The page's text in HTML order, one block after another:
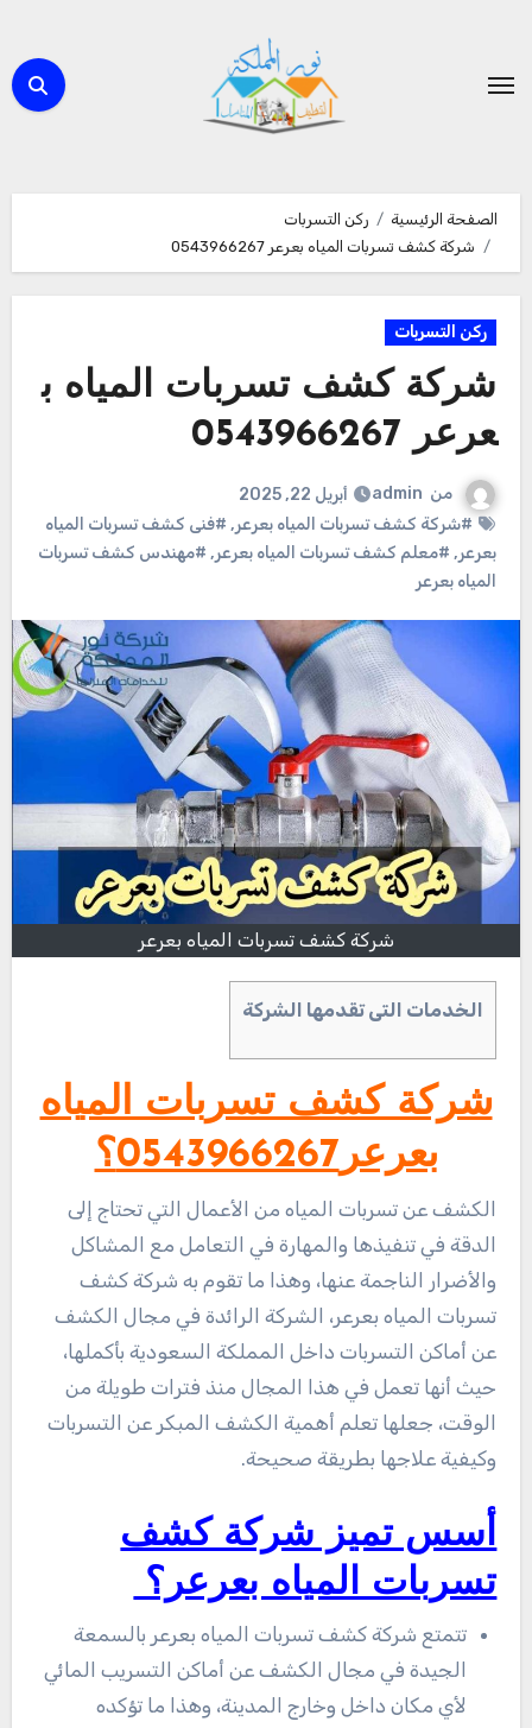
المحتوى
الصفحة الرئيسية
ركن التسربات
شركة كشف تسربات المياه بعرعر 0543966267
ركن التسربات
شركة كشف تسربات المياه ب
عرعر 0543966267
من admin
أبريل 22, 2025
#شركة كشف تسربات المياه بعرعر, #فنى كشف تسربات المياه
بعرعر, #معلم كشف تسربات المياه بعرعر, #مهندس كشف تسربات
المياه بعرعر
شركة كشف تسربات المياه بعرعر
الخدمات التى تقدمها الشركة
شركة كشف تسربات المياه
بعرعر0543966267؟
الكشف عن تسربات المياه من الأعمال التي تحتاج إلى
الدقة في تنفيذها والمهارة في التعامل مع المشاكل
والأضرار الناجمة عنها، وهذا ما تقوم به شركة كشف
تسربات المياه بعرعر، الشركة الرائدة في مجال الكشف
عن أماكن التسربات داخل المملكة السعودية بأكملها،
حيث أنها تعمل في هذا المجال منذ فترات طويلة من
الوقت، جعلها تعلم أهمية الكشف المبكر عن التسربات
وكيفية علاجها بطريقة صحيحة.
أسس تميز شركة كشف
تسربات المياه بعرعر؟
تتمتع شركة كشف تسربات المياه بعرعر بالسمعة
الجيدة في مجال الكشف عن أماكن التسريب المائي
لأي مكان داخل وخارج المدينة، وهذا ما تؤكده